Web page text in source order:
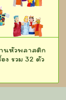
นหัวพลาสติก
ง รวม 32 ตัว